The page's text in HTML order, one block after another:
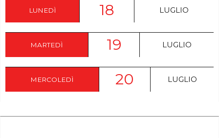
LUNEDÌ 18 LUGLIO
MARTEDÌ 19 LUGLIO
MERCOLEDÌ 20 LUGLIO